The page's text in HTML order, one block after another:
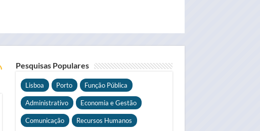
Pesquisas Populares
Lisboa Porto Função Pública
Administrativo Economia e Gestão
Comunicação Recursos Humanos